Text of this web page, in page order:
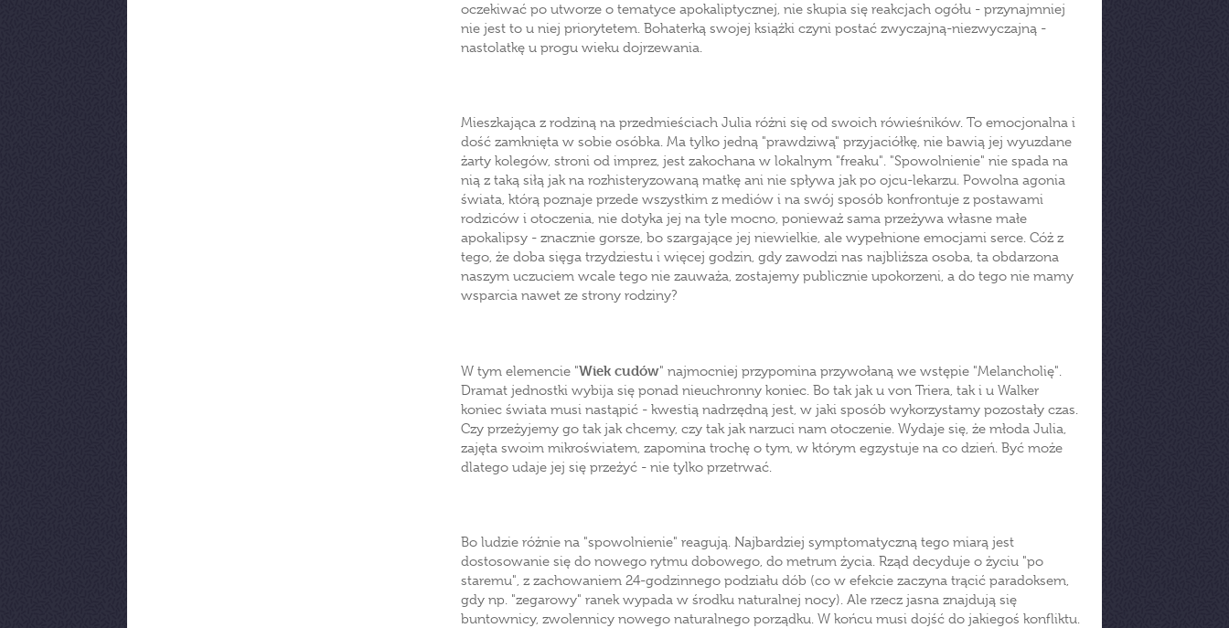
oczekiwać po utworze o tematyce apokaliptycznej, nie skupia się reakcjach ogółu - przynajmniej
nie jest to u niej priorytetem. Bohaterką swojej książki czyni postać zwyczajną-niezwyczajną -
nastolatkę u progu wieku dojrzewania.
Mieszkająca z rodziną na przedmieściach Julia różni się od swoich rówieśników. To emocjonalna i
dość zamknięta w sobie osóbka. Ma tylko jedną "prawdziwą" przyjaciółkę, nie bawią jej wyuzdane
żarty kolegów, stroni od imprez, jest zakochana w lokalnym "freaku". "Spowolnienie" nie spada na
nią z taką siłą jak na rozhisteryzowaną matkę ani nie spływa jak po ojcu-lekarzu. Powolna agonia
świata, którą poznaje przede wszystkim z mediów i na swój sposób konfrontuje z postawami
rodziców i otoczenia, nie dotyka jej na tyle mocno, ponieważ sama przeżywa własne małe
apokalipsy - znacznie gorsze, bo szargające jej niewielkie, ale wypełnione emocjami serce. Cóż z
tego, że doba sięga trzydziestu i więcej godzin, gdy zawodzi nas najbliższa osoba, ta obdarzona
naszym uczuciem wcale tego nie zauważa, zostajemy publicznie upokorzeni, a do tego nie mamy
wsparcia nawet ze strony rodziny?
W tym elemencie "Wiek cudów" najmocniej przypomina przywołaną we wstępie "Melancholię".
Dramat jednostki wybija się ponad nieuchronny koniec. Bo tak jak u von Triera, tak i u Walker
koniec świata musi nastąpić - kwestią nadrzędną jest, w jaki sposób wykorzystamy pozostały czas.
Czy przeżyjemy go tak jak chcemy, czy tak jak narzuci nam otoczenie. Wydaje się, że młoda Julia,
zajęta swoim mikroświatem, zapomina trochę o tym, w którym egzystuje na co dzień. Być może
dlatego udaje jej się przeżyć - nie tylko przetrwać.
Bo ludzie różnie na "spowolnienie" reagują. Najbardziej symptomatyczną tego miarą jest
dostosowanie się do nowego rytmu dobowego, do metrum życia. Rząd decyduje o życiu "po
staremu", z zachowaniem 24-godzinnego podziału dób (co w efekcie zaczyna trącić paradoksem,
gdy np. "zegarowy" ranek wypada w środku naturalnej nocy). Ale rzecz jasna znajdują się
buntownicy, zwolennicy nowego naturalnego porządku. W końcu musi dojść do jakiegoś konfliktu.